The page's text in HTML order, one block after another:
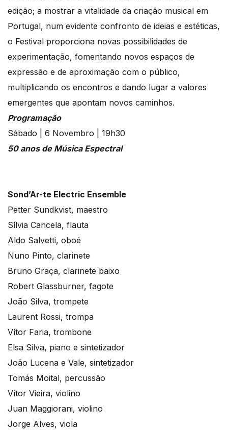
edição; a mostrar a vitalidade da criação musical em
Portugal, num evidente confronto de ideias e estéticas,
o Festival proporciona novas possibilidades de
experimentação, fomentando novos espaços de
expressão e de aproximação com o público,
multiplicando os encontros e dando lugar a valores
emergentes que apontam novos caminhos.
Programação
Sábado | 6 Novembro | 19h30
50 anos de Música Espectral
Sond’Ar-te Electric Ensemble
Petter Sundkvist, maestro
Sílvia Cancela, flauta
Aldo Salvetti, oboé
Nuno Pinto, clarinete
Bruno Graça, clarinete baixo
Robert Glassburner, fagote
João Silva, trompete
Laurent Rossi, trompa
Vítor Faria, trombone
Elsa Silva, piano e sintetizador
João Lucena e Vale, sintetizador
Tomás Moital, percussão
Vítor Vieira, violino
Juan Maggiorani, violino
Jorge Alves, viola